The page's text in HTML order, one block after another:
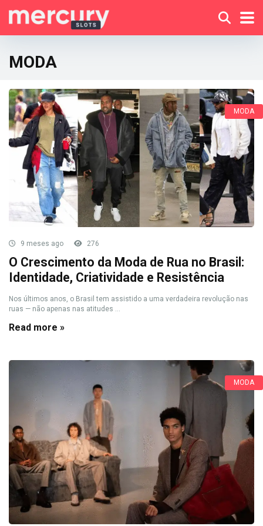
MODA
MODA
9 meses ago 276
O Crescimento da Moda de Rua no Brasil:
Identidade, Criatividade e Resistência
Nos últimos anos, o Brasil tem assistido a uma verdadeira revolução nas
ruas — não apenas nas atitudes ...
Read more »
MODA